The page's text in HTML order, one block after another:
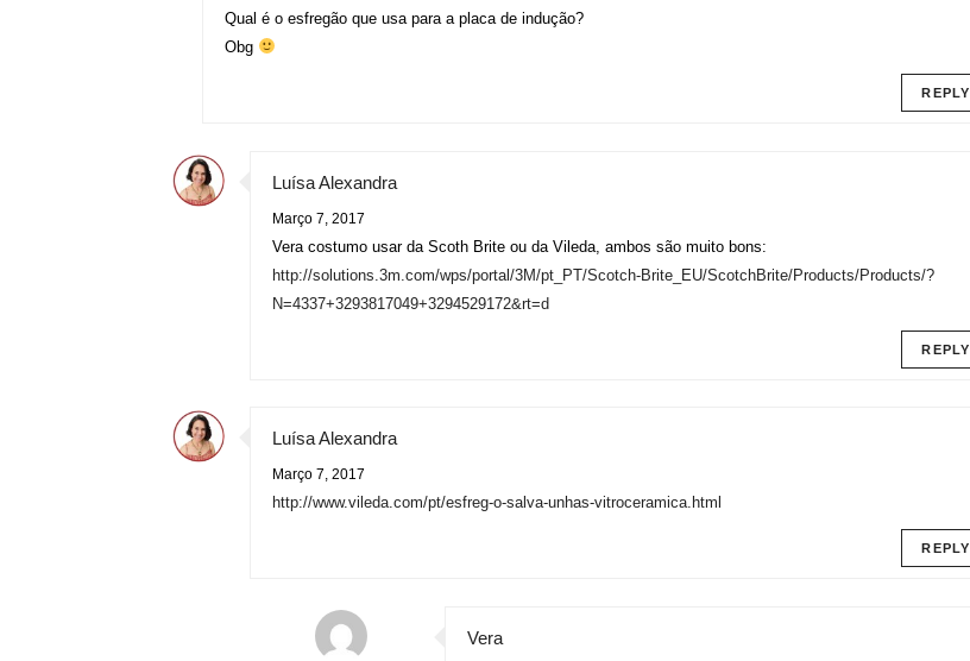
Qual é o esfregão que usa para a placa de indução?
Obg
REPLY
Luísa Alexandra
Março 7, 2017
Vera costumo usar da Scoth Brite ou da Vileda, ambos são muito bons:
http://solutions.3m.com/wps/portal/3M/pt_PT/Scotch-Brite_EU/ScotchBrite/Products/Products/?
N=4337+3293817049+3294529172&rt=d
REPLY
Luísa Alexandra
Março 7, 2017
http://www.vileda.com/pt/esfreg-o-salva-unhas-vitroceramica.html
REPLY
Vera